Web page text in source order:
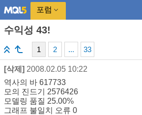
포럼
수익성 43!
1 2 ... 33
[삭제] 2008.02.05 10:22
역사의 바 617733
모의 진드기 2576426
모델링 품질 25.00%
그래프 불일치 오류 0